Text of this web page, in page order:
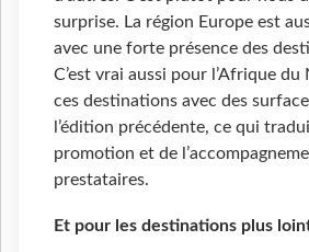
surprise. La région Europe est
avec une forte présence des
C’est vrai aussi pour l’Afrique
ces destinations avec des
l’édition précédente, ce qui
promotion et de
prestataires.
Et pour les destinations plus